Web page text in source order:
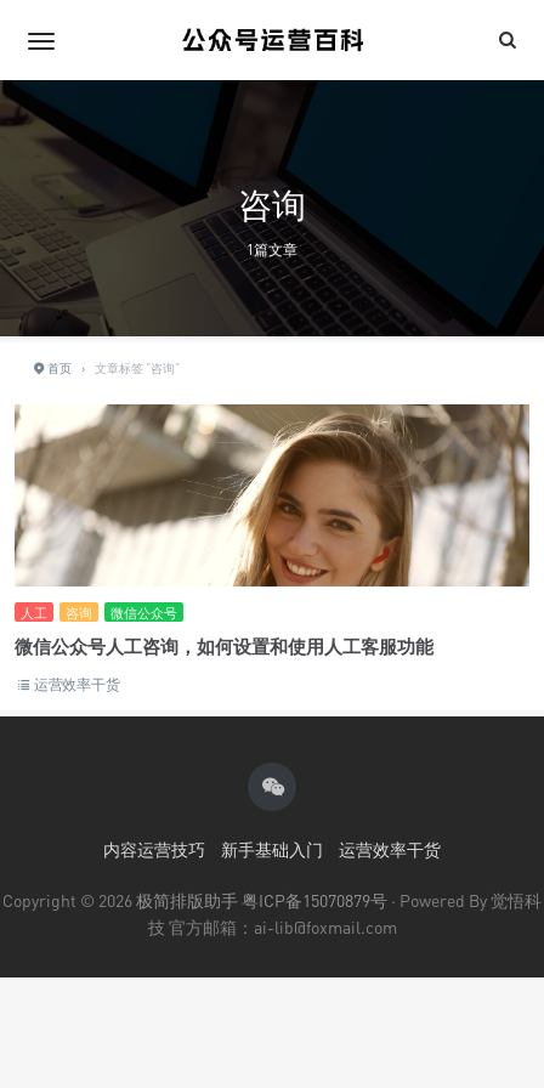
咨询
1篇文章
首页 › 文章标签 "咨询"
人工 咨询 微信公众号
微信公众号人工咨询，如何设置和使用人工客服功能
运营效率干货
内容运营技巧 新手基础入门 运营效率干货
Copyright © 2026极简排版助手粤ICP备15070879号 · Powered By 觉悟科
技 官方邮箱：ai-lib@foxmail.com